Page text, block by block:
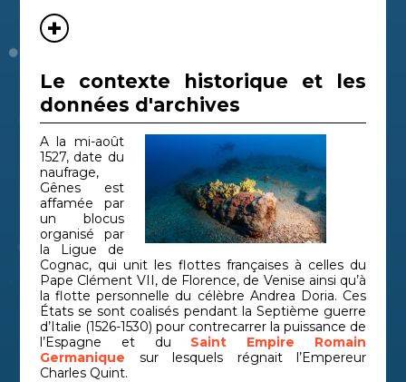
Le contexte historique et les
données d'archives
A la mi-août
1527, date du
naufrage,
Gênes est
affamée par
un blocus
organisé par
la Ligue de
Cognac, qui unit les flottes françaises à celles du
Pape Clément VII, de Florence, de Venise ainsi qu’à
la flotte personnelle du célèbre Andrea Doria. Ces
États se sont coalisés pendant la Septième guerre
d’Italie (1526-1530) pour contrecarrer la puissance de
l’Espagne et du Saint Empire Romain
Germanique sur lesquels régnait l’Empereur
Charles Quint.